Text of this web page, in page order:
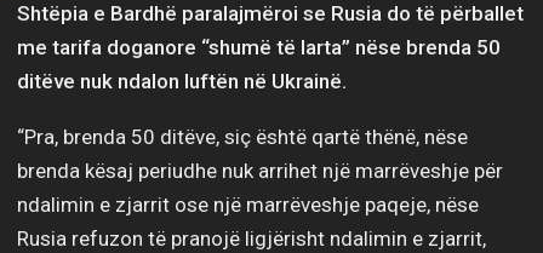
Shtëpia e Bardhë paralajmëroi se Rusia do të përballet
me tarifa doganore “shumë të larta” nëse brenda 50
ditëve nuk ndalon luftën në Ukrainë.
“Pra, brenda 50 ditëve, siç është qartë thënë, nëse
brenda kësaj periudhe nuk arrihet një marrëveshje për
ndalimin e zjarrit ose një marrëveshje paqeje, nëse
Rusia refuzon të pranojë ligjërisht ndalimin e zjarrit,